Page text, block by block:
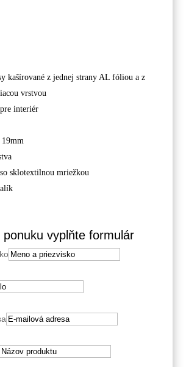
kašírované z jednej strany AL fóliou a z
vrstvou
interiér
19mm
sklotextilnou mriežkou
ponuku vyplňte formulár